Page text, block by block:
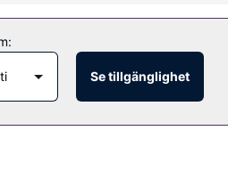
personal. Avgiftsfri
Se tillgänglighet